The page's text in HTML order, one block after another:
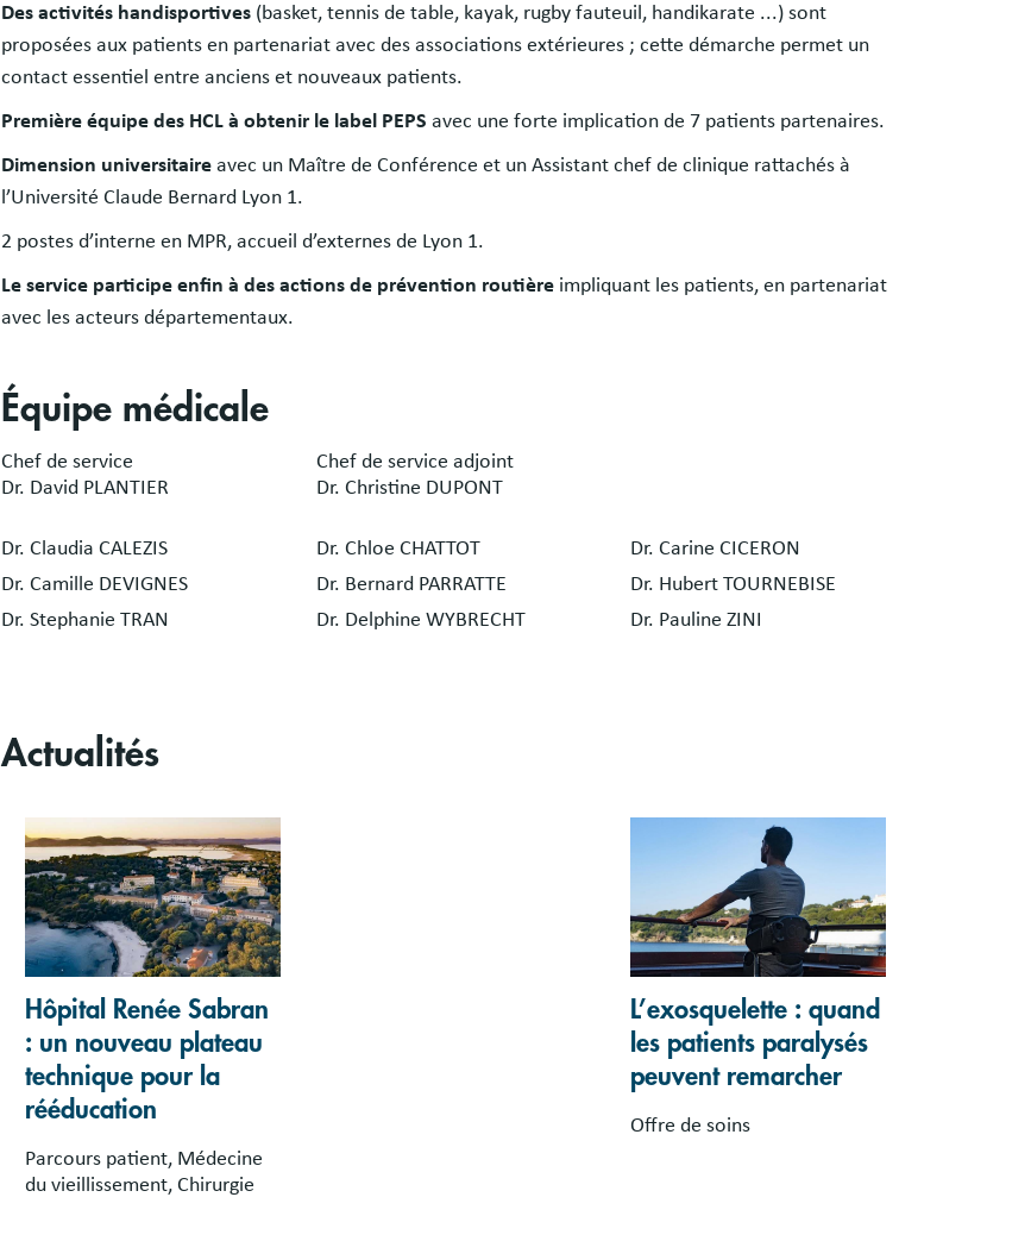
Des activités handisportives (basket, tennis de table, kayak, rugby fauteuil, handikarate ...) sont
proposées aux patients en partenariat avec des associations extérieures ; cette démarche permet un
contact essentiel entre anciens et nouveaux patients.
Première équipe des HCL à obtenir le label PEPS avec une forte implication de 7 patients partenaires.
Dimension universitaire avec un Maître de Conférence et un Assistant chef de clinique rattachés à
l’Université Claude Bernard Lyon 1.
2 postes d’interne en MPR, accueil d’externes de Lyon 1.
Le service participe enfin à des actions de prévention routière impliquant les patients, en partenariat
avec les acteurs départementaux.
Équipe médicale
Chef de service
Dr. David PLANTIER
Chef de service adjoint
Dr. Christine DUPONT
Dr. Claudia CALEZIS Dr. Chloe CHATTOT
Dr. Carine CICERON
Dr. Camille DEVIGNES
Dr. Bernard PARRATTE
Dr. Hubert TOURNEBISE
Dr. Stephanie TRAN
Dr. Delphine WYBRECHT Dr. Pauline ZINI
Actualités
Hôpital Renée Sabran
: un nouveau plateau
technique pour la
rééducation
Parcours patient, Médecine
du vieillissement, Chirurgie
L’exosquelette : quand
les patients paralysés
peuvent remarcher
Offre de soins